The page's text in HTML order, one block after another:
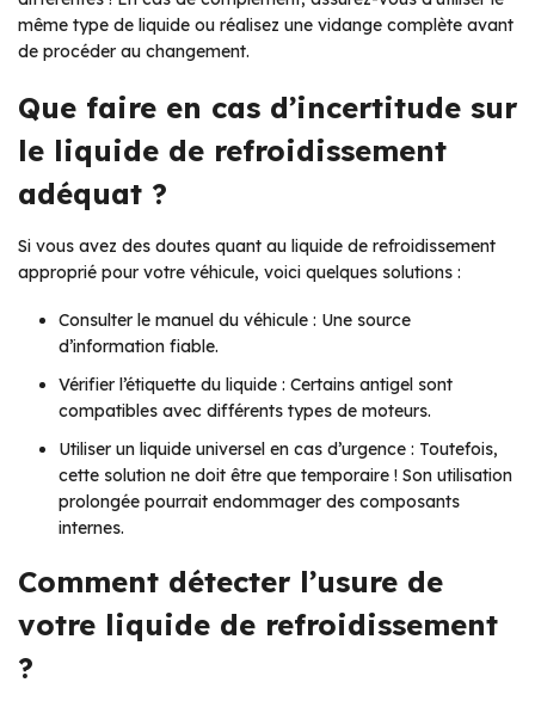
même type de liquide ou réalisez une vidange complète avant
de procéder au changement.
Que faire en cas d’incertitude sur
le liquide de refroidissement
adéquat ?
Si vous avez des doutes quant au liquide de refroidissement
approprié pour votre véhicule, voici quelques solutions :
Consulter le manuel du véhicule : Une source
d’information fiable.
Vérifier l’étiquette du liquide : Certains antigel sont
compatibles avec différents types de moteurs.
Utiliser un liquide universel en cas d’urgence : Toutefois,
cette solution ne doit être que temporaire ! Son utilisation
prolongée pourrait endommager des composants
internes.
Comment détecter l’usure de
votre liquide de refroidissement
?